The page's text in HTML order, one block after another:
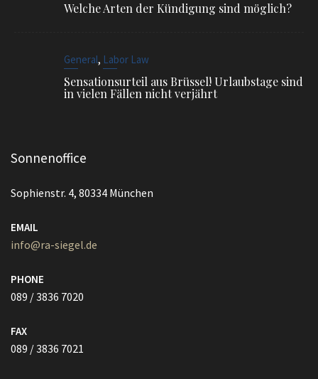
Welche Arten der Kündigung sind möglich?
General, Labor Law
Sensationsurteil aus Brüssel! Urlaubstage sind
in vielen Fällen nicht verjährt
Sonnenoffice
Sophienstr. 4, 80334 München
EMAIL
info@ra-siegel.de
PHONE
089 / 3836 7020
FAX
089 / 3836 7021